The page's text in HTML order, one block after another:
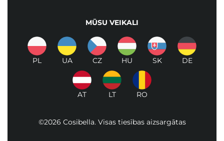
MŪSU VEIKALI
PL UA CZ HU SK DE
AT LT RO
©2026 Cosibella. Visas tiesības aizsargātas